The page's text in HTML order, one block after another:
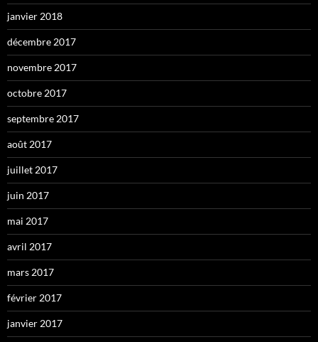
janvier 2018
décembre 2017
novembre 2017
octobre 2017
septembre 2017
août 2017
juillet 2017
juin 2017
mai 2017
avril 2017
mars 2017
février 2017
janvier 2017